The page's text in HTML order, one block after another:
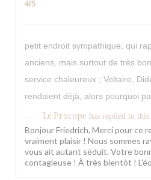
4/5
petit endroit sympathique, qui
anciens, mais surtout de très
service chaleureux ; Voltaire,
rendaient déjà, alors pourquoi
Le Procope has replied to
Bonjour Friedrich, Merci pour ce
vraiment plaisir ! Nous sommes
vous ait autant séduit. Votre
contagieuse ! À très bientôt !